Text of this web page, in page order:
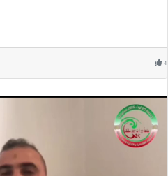
4